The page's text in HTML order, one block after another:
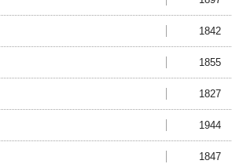
1842
1855
1827
1944
1847